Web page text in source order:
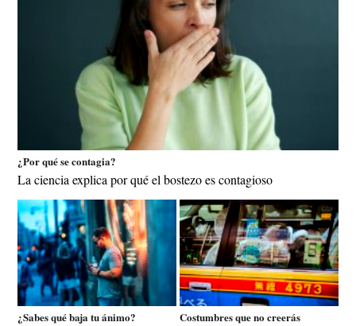
¿Por qué se contagia?
La ciencia explica por qué el bostezo es contagioso
¿Sabes qué baja tu ánimo? Costumbres que no creerás